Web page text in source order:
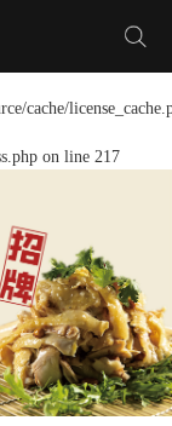
cache/
on line 217